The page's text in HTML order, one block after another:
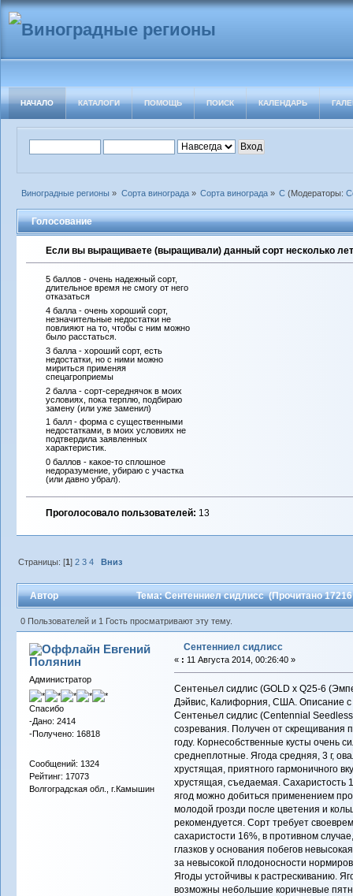
НАЧАЛО КАТАЛОГИ ПОМОЩЬ ПОИСК КАЛЕНДАРЬ
Виноградные регионы » Сорта винограда» Сорта винограда» С (Модераторы:
Голосование
Если вы выращиваете (выращивали) данный сорт несколько
5 баллов - очень надежный сорт,
длительное время не смогу от него
отказаться
4 балла - очень хороший сорт,
незначительные недостатки не
повлияют на то, чтобы с ним можно
было расстаться.
3 балла - хороший сорт, есть
недостатки, но с ними можно
мириться применяя
спецагроприемы
2 балла - сорт-середнячок в моих
условиях, пока терплю, подбираю
замену (или уже заменил)
1 балл - форма с существенными
недостатками, в моих условиях не
подтвердила заявленных
характеристик.
0 баллов - какое-то сплошное
недоразумение, убираю с участка
(или давно убрал).
Проголосовало пользователей: 13
Страницы: [1]2 3 4 Вниз
Автор Тема: Сентенниел сидлисс (Прочитано 17216
0 Пользователей и 1 Гость просматривают эту тему.
Евгений
Полянин
Администратор
Спасибо
-Дано: 2414
-Получено: 16818
Сообщений: 1324
Рейтинг: 17073
Волгоградская обл., г.Камышин
Сентенниел сидлисс
« : 11 Августа 2014, 00:26:40 »
Сентеньел сидлис (GOLD х Q25-6
Дэйвис, Калифорния, США. Описание с
Сентеньел сидлис (Centennial
созревания. Получен от скрещивания
году. Корнесобственные кусты очень
среднеплотные. Ягода средняя, 3 г,
хрустящая, приятного гармоничного
хрустящая, съедаемая. Сахаристость
ягод можно добиться применением
молодой грозди после цветения и
рекомендуется. Сорт требует
сахаристости 16%, в противном
глазков у основания побегов
за невысокой плодоносности
Ягоды устойчивы к растрескиванию.
возможны небольшие коричневые